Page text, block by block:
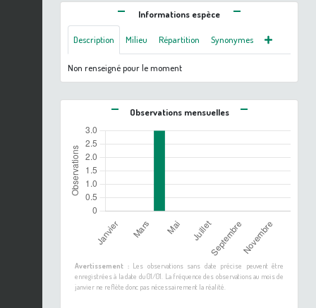
Informations espèce
Description Milieu Répartition Synonymes
Non renseigné pour le moment
Observations mensuelles
Avertissement :Les observations sans date précise peuvent être
enregistrées à la date du 01/01. La fréquence des observations au mois de
janvier ne reflète donc pas nécessairement la réalité.